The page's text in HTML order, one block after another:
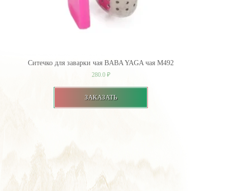
Ситечко для заварки чая BABA YAGA чая М492
280.0 ₽
ЗАКАЗАТЬ